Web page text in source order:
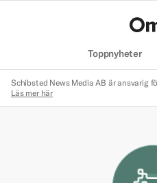
Toppnyheter
Schibsted News Media AB är ansvarig
Läs mer här